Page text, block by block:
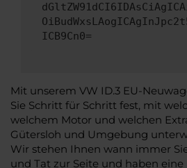
ICB9Cn0=
Mit unserem VW ID.3 EU-
Sie Schritt für Schritt fest, mit
welchem Motor und welchen
Gütersloh und Umgebung
Wir stehen Ihnen wann immer
und Tat zur Seite und haben